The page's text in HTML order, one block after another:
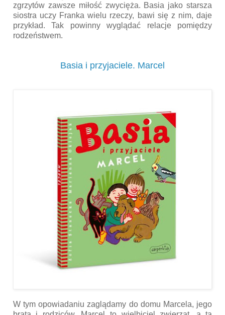
zgrzytów zawsze miłość zwycięża. Basia jako starsza
siostra uczy Franka wielu rzeczy, bawi się z nim, daje
przykład. Tak powinny wyglądać relacje pomiędzy
rodzeństwem.
Basia i przyjaciele. Marcel
W tym opowiadaniu zaglądamy do domu Marcela, jego